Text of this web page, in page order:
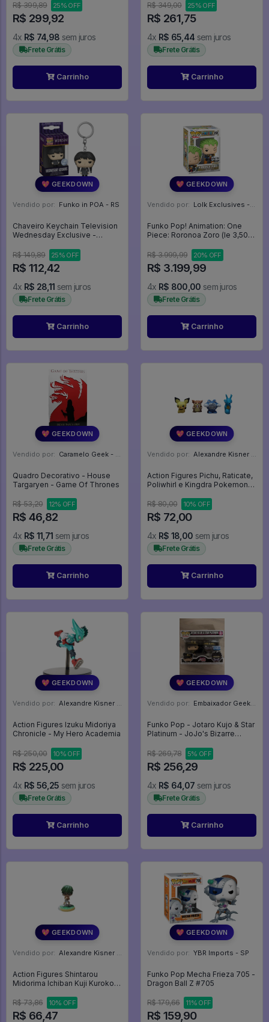
R$ 399,89
25% OFF
R$ 299,92
4x R$ 74,98 sem juros
Frete Grátis
Carrinho
Marvel #1493
R$ 349,00 25% OFF
R$ 261,75
4x R$ 65,44 sem juros
Frete Grátis
Carrinho
💖 GEEKDOWN
Vendido por: Funko in POA - RS
Chaveiro Keychain Television
Wednesday Exclusive -
Television
R$ 149,89 25% OFF
R$ 112,42
4x R$ 28,11 sem juros
Frete Grátis
Carrinho
💖 GEEKDOWN
Vendido por: Lolk Exclusives - SP
Funko Pop! Animation: One
Piece: Roronoa Zoro (le 3,500)
Piece #2178
R$ 3.999,99 20% OFF
R$ 3.199,99
4x R$ 800,00 sem juros
Frete Grátis
Carrinho
💖 GEEKDOWN
Vendido por: Caramelo Geek - DF
Quadro Decorativo - House
Targaryen - Game Of Thrones
R$ 53,20 12% OFF
R$ 46,82
4x R$ 11,71 sem juros
Frete Grátis
Carrinho
💖 GEEKDOWN
Vendido por: Alexandre Kisner - PR
Action Figures Pichu, Raticate,
Poliwhirl e Kingdra Pokemon
R$ 80,00
10% OFF
R$ 72,00
4x R$ 18,00 sem juros
Frete Grátis
Carrinho
💖 GEEKDOWN
Vendido por: Alexandre Kisner - PR
Action Figures Izuku Midoriya
Chronicle - My Hero Academia
R$ 250,00 10% OFF
R$ 225,00
4x R$ 56,25 sem juros
Frete Grátis
Carrinho
💖 GEEKDOWN
Vendido por: Embaixador Geek - SP
Funko Pop - Jotaro Kujo & Star
Platinum - JoJo's Bizarre
R$ 269,78
5% OFF
R$ 256,29
4x R$ 64,07 sem juros
Frete Grátis
Carrinho
💖 GEEKDOWN
Vendido por: Alexandre Kisner - PR
Action Figures Shintarou
Midorima Ichiban Kuji Kuroko
Touou Gakuen - Kuroko No
Basket
R$ 73,86 10% OFF
R$ 66,47
💖 GEEKDOWN
Vendido por: YBR Imports - SP
Funko Pop Mecha Frieza 705 -
Dragon Ball Z #705
R$ 179,66 11% OFF
R$ 159,90